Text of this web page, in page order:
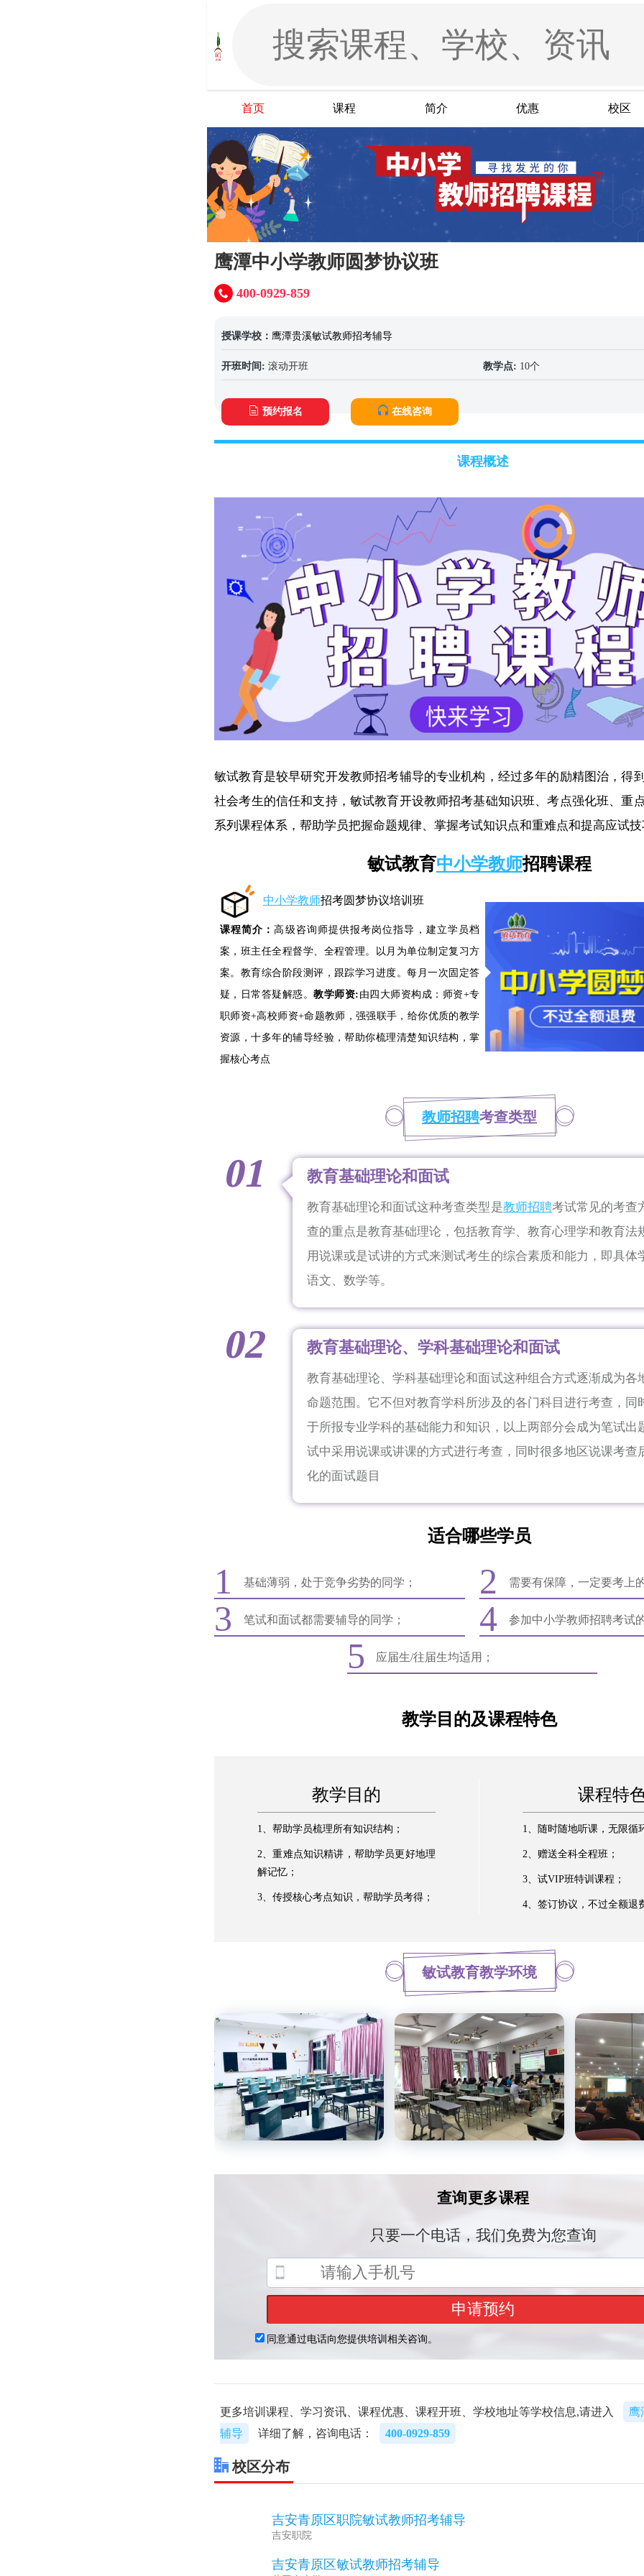
首页 课程 简介 优惠 校区
鹰潭中小学教师圆梦协议班
400-0929-859
授课学校： 鹰潭贵溪敏试教师招考辅导
开班时间: 滚动开班 教学点: 10个
预约报名 在线咨询
课程概述
敏试教育是较早研究开发教师招考辅导的专业机构，经过多年的励精图治，得
社会考生的信任和支持，敏试教育开设教师招考基础知识班、考点强化班、重
系列课程体系，帮助学员把握命题规律、掌握考试知识点和重难点和提高应试技
敏试教育中小学教师招聘课程
中小学教师招考圆梦协议培训班
课程简介：高级咨询师提供报考岗位指导，建立学员档
案，班主任全程督学、全程管理。以月为单位制定复习方
案。教育综合阶段测评，跟踪学习进度。每月一次固定答
疑，日常答疑解惑。教学师资: 由四大师资构成：师资+专
职师资+高校师资+命题教师，强强联手，给你优质的教学
资源，十多年的辅导经验，帮助你梳理清楚知识结构，掌
握核心考点
教师招聘考查类型
01 教育基础理论和面试
教育基础理论和面试这种考查类型是教师招聘考试常见的考查
查的重点是教育基础理论，包括教育学、教育心理学和教育法
用说课或是试讲的方式来测试考生的综合素质和能力，即具体
语文、数学等。
02 教育基础理论、学科基础理论和面试
教育基础理论、学科基础理论和面试这种组合方式逐渐成为各
命题范围。它不但对教育学科所涉及的各门科目进行考查，同
于所报专业学科的基础能力和知识，以上两部分会成为笔试出
试中采用说课或讲课的方式进行考查，同时很多地区说课考查
化的面试题目
适合哪些学员
1 基础薄弱，处于竞争劣势的同学； 2 需要有保障，一定要考上
3 笔试和面试都需要辅导的同学； 4 参加中小学教师招聘考试
5 应届生/往届生均适用；
教学目的及课程特色
教学目的
1、帮助学员梳理所有知识结构；
2、重难点知识精讲，帮助学员更好地理
解记忆；
3、传授核心考点知识，帮助学员考得；
课程特
1、随时随地听课，无限循
2、赠送全科全程班；
3、试VIP班特训课程；
4、签订协议，不过全额退
敏试教育教学环境
更多培训课程、学习资讯、课程优惠、课程开班、学校地址等学校信息,请进入
鹰
辅导
详细了解，咨询电话： 400-0929-859
校区分布
吉安青原区职院敏试教师招考辅导
吉安职院
吉安青原区敏试教师招考辅导